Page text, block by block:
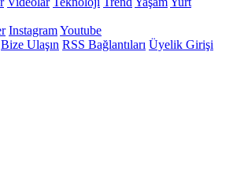
InstagramYoutube
Bize Ulaşın RSS Bağlantıları Üyelik Girişi